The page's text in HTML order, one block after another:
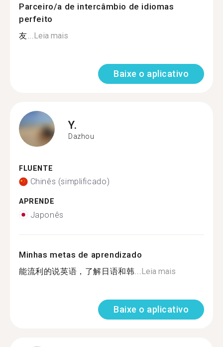
Parceiro/a de intercâmbio de idiomas
perfeito
友... Leia mais
Baixe o aplicativo
Y.
Dazhou
FLUENTE
Chinês (simplificado)
APRENDE
Japonês
Minhas metas de aprendizado
能流利的说英语，了解日语和韩... Leia mais
Baixe o aplicativo